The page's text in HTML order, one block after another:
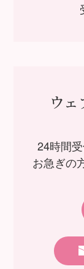
ウ
24時間
お急ぎの